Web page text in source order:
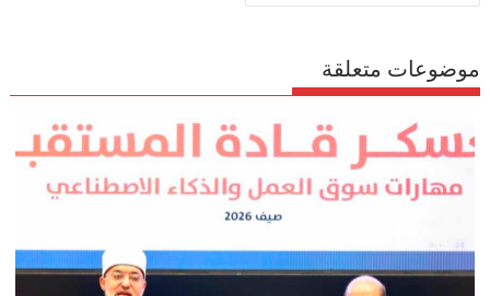
موضوعات متعلقة